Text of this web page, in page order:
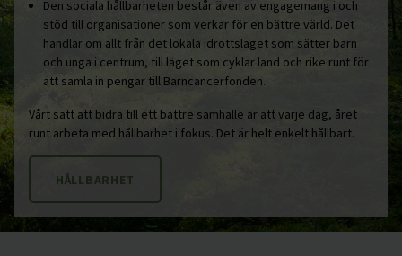
Den sociala hållbarheten består även av engagemang i och
stöd till organisationer som verkar för en bättre värld. Det
handlar om allt från det lokala idrottslaget som sätter barn
och unga i centrum, till laget som cyklar land och rike runt för
att samla in pengar till Barncancerfonden.
Vårt sätt att bidra till ett bättre samhälle är att varje dag, året
runt arbeta med hållbarhet i fokus. Det är helt enkelt hållbart.
HÅLLBARHET